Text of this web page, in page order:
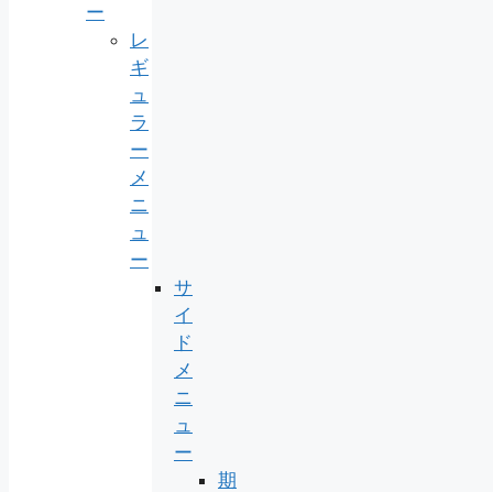
ー
レ
ギ
ュ
ラ
ー
メ
ニ
ュ
ー
サ
イ
ド
メ
ニ
ュ
ー
期